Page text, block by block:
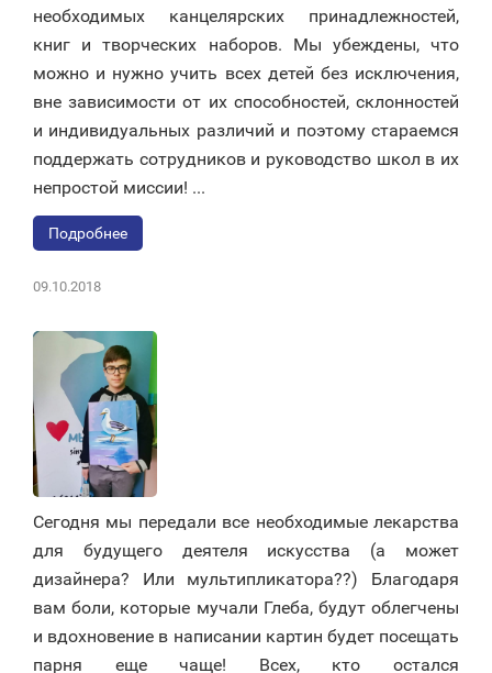
необходимых канцелярских принадлежностей,
книг и творческих наборов. Мы убеждены, что
можно и нужно учить всех детей без исключения,
вне зависимости от их способностей, склонностей
и индивидуальных различий и поэтому стараемся
поддержать сотрудников и руководство школ в их
непростой миссии! ...
Подробнее
09.10.2018
Сегодня мы передали все необходимые лекарства
для будущего деятеля искусства (а может
дизайнера? Или мультипликатора??) Благодаря
вам боли, которые мучали Глеба, будут облегчены
и вдохновение в написании картин будет посещать
парня еще чаще! Всех, кто остался